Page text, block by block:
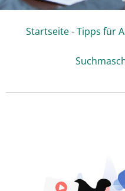
Startseite-Tipps für